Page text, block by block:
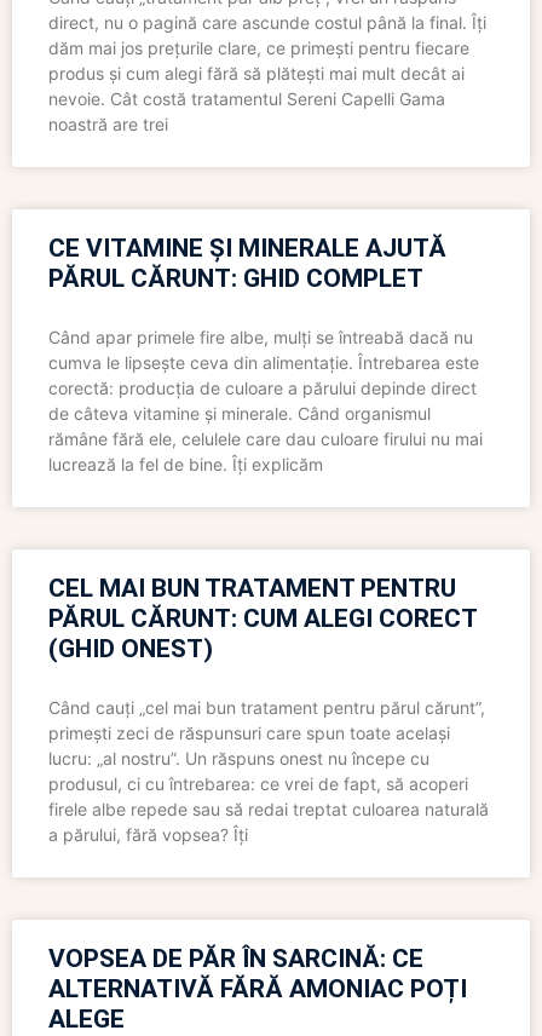
direct, nu o pagină care ascunde costul până la final. Îți
dăm mai jos prețurile clare, ce primești pentru fiecare
produs și cum alegi fără să plătești mai mult decât ai
nevoie. Cât costă tratamentul Sereni Capelli Gama
noastră are trei
CE VITAMINE ȘI MINERALE AJUTĂ
PĂRUL CĂRUNT: GHID COMPLET
Când apar primele fire albe, mulți se întreabă dacă nu
cumva le lipsește ceva din alimentație. Întrebarea este
corectă: producția de culoare a părului depinde direct
de câteva vitamine și minerale. Când organismul
rămâne fără ele, celulele care dau culoare firului nu mai
lucrează la fel de bine. Îți explicăm
CEL MAI BUN TRATAMENT PENTRU
PĂRUL CĂRUNT: CUM ALEGI CORECT
(GHID ONEST)
Când cauți „cel mai bun tratament pentru părul cărunt”,
primești zeci de răspunsuri care spun toate același
lucru: „al nostru”. Un răspuns onest nu începe cu
produsul, ci cu întrebarea: ce vrei de fapt, să acoperi
firele albe repede sau să redai treptat culoarea naturală
a părului, fără vopsea? Îți
VOPSEA DE PĂR ÎN SARCINĂ: CE
ALTERNATIVĂ FĂRĂ AMONIAC POȚI
ALEGE